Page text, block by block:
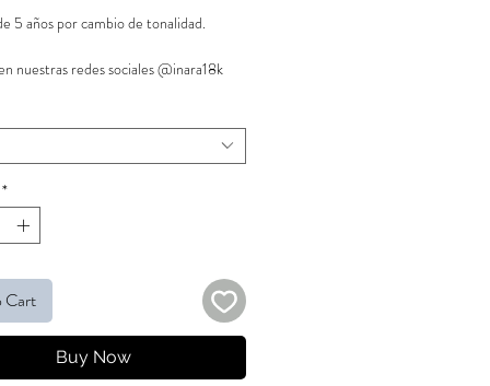
5 años por cambio de tonalidad.
nuestras redes sociales @inara18k
*
Cart
Buy Now